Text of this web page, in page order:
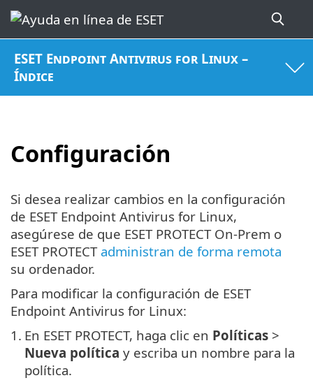
ESET Endpoint Antivirus for Linux –
Índice
Configuración
Si desea realizar cambios en la configuración
de ESET Endpoint Antivirus for Linux,
asegúrese de que ESET PROTECT On-Prem o
ESET PROTECT administran de forma remota
su ordenador.
Para modificar la configuración de ESET
Endpoint Antivirus for Linux:
1. En ESET PROTECT, haga clic en Políticas >
Nueva política y escriba un nombre para la
política.